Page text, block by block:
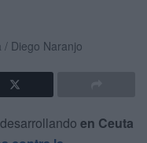
Diego Naranjo
en Ceuta